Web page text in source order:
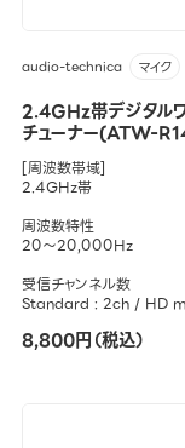
audio-technica マイク
2.4GHz帯デジタル
チューナー(ATW-
[周波数帯域]
2.4GHz帯
周波数特性
20～20,000Hz
受信チャンネル数
Standard : 2ch / HD
8,800円（税込）